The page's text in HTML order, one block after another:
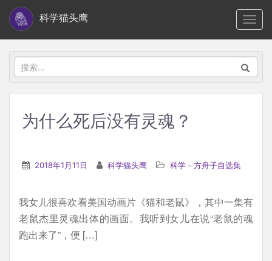
i
科学猫头鹰
搜
索：
为什么死后没有灵魂？
2018年1月11日 科学猫头鹰 科学－方舟子自选集
我女儿很喜欢看美国动画片《猫和老鼠》，其中一集有
老鼠杰里灵魂出体的画面。我听到女儿在说“老鼠的魂
跑出来了”，便 […]